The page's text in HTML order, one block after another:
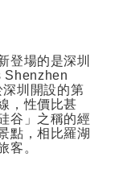
登場的是深圳
Shenzhen
圳開設的第
，性價比甚
谷」之稱的經
點，相比羅湖
客。